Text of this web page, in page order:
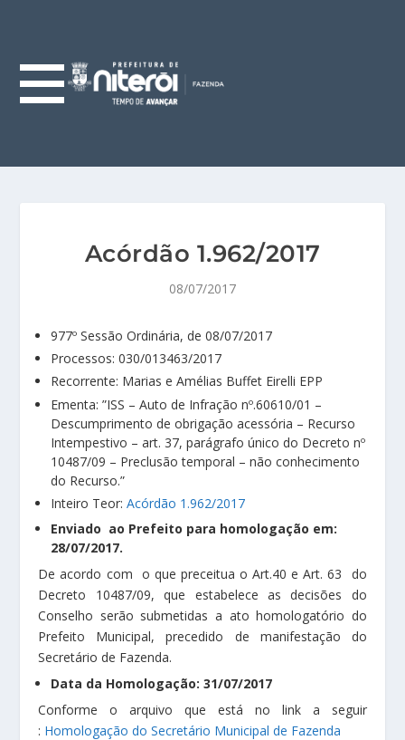
Acórdão 1.962/2017
08/07/2017
977º Sessão Ordinária, de 08/07/2017
Processos: 030/013463/2017
Recorrente: Marias e Amélias Buffet Eirelli EPP
Ementa: ”ISS – Auto de Infração nº.60610/01 –
Descumprimento de obrigação acessória – Recurso
Intempestivo – art. 37, parágrafo único do Decreto nº
10487/09 – Preclusão temporal – não conhecimento
do Recurso.”
Inteiro Teor:Acórdão 1.962/2017
Enviado ao Prefeito para homologação em:
28/07/2017.
De acordo com o que preceitua o Art.40 e Art. 63 do
Decreto 10487/09, que estabelece as decisões do
Conselho serão submetidas a ato homologatório do
Prefeito Municipal, precedido de manifestação do
Secretário de Fazenda.
Data da Homologação: 31/07/2017
Conforme o arquivo que está no link a seguir
: Homologação do Secretário Municipal de Fazenda